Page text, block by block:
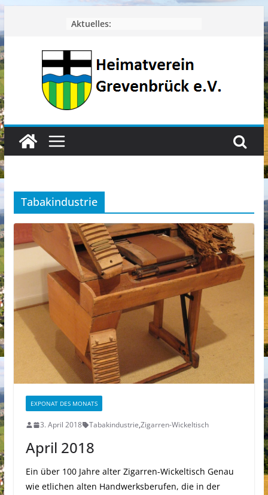
Zum
Inhalt
springen
Aktuelles:
Tabakindustrie
EXPONAT DES MONATS
3. April 2018 Tabakindustrie,Zigarren-Wickeltisch
April 2018
Ein über 100 Jahre alter Zigarren-Wickeltisch Genau
wie etlichen alten Handwerksberufen, die in der